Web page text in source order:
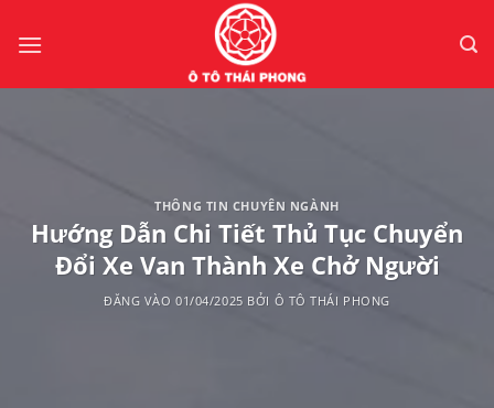
qua
dung
THÔNG TIN CHUYÊN NGÀNH
Hướng Dẫn Chi Tiết Thủ Tục Chuyển
Đổi Xe Van Thành Xe Chở Người
ĐĂNG VÀO01/04/2025 BỞI Ô TÔ THÁI PHONG